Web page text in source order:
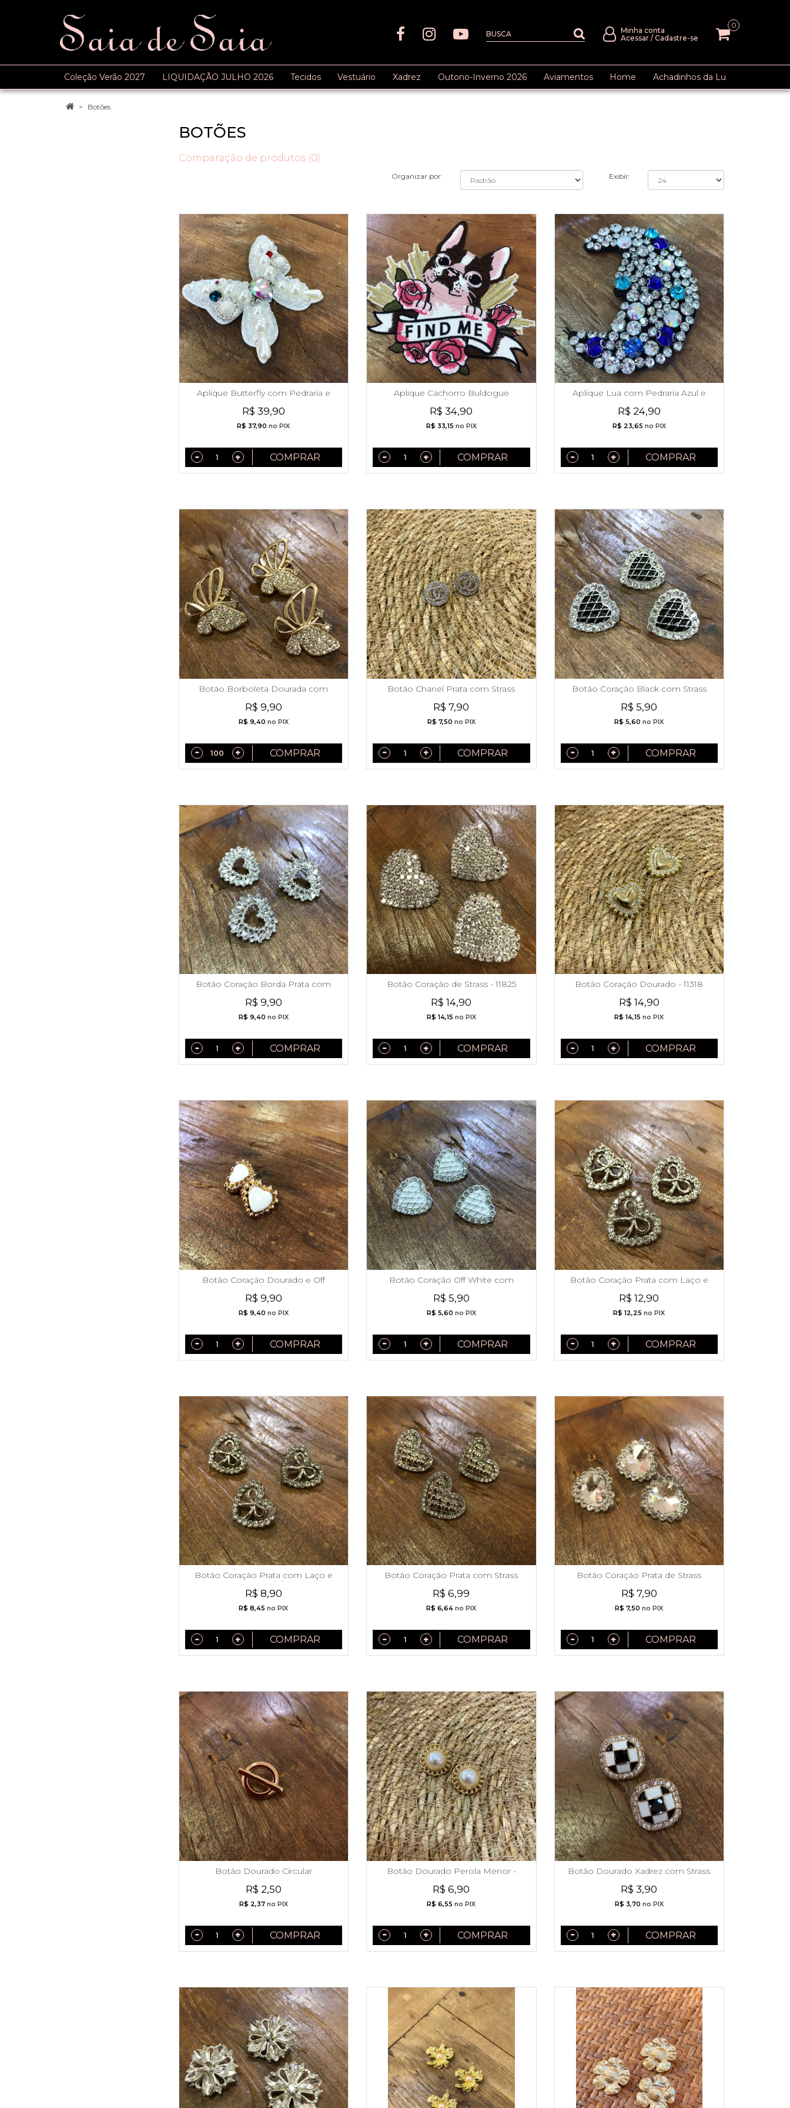
Minha conta
Acessar / Cadastre-se
0
Coleção Verão 2027 LIQUIDAÇÃO JULHO 2026 Tecidos Vestuário Xadrez Outono-Inverno 2026 Aviamentos Home Achadinhos da Lu
Botões
BOTÕES
Comparação de produtos (0)
Organizar por: Exibir:
Aplique Butterfly com Pedraria e
Pérolas
R$ 39,90
R$ 37,90 no PIX
COMPRAR
Aplique Cachorro Buldogue
Frânces
R$ 34,90
R$ 33,15 no PIX
COMPRAR
Aplique Lua com Pedraria Azul e
R$ 24,90
R$ 23,65 no PIX
COMPRAR
Botão Borboleta Dourada com
R$ 9,90
R$ 9,40 no PIX
COMPRAR
Botão Chanel Prata com Strass
R$ 7,90
R$ 7,50 no PIX
COMPRAR
Botão Coração Black com Strass
R$ 5,90
R$ 5,60 no PIX
COMPRAR
Botão Coração Borda Prata com
R$ 9,90
R$ 9,40 no PIX
COMPRAR
Botão Coração de Strass - 11825
R$ 14,90
R$ 14,15 no PIX
COMPRAR
Botão Coração Dourado - 11318
R$ 14,90
R$ 14,15 no PIX
COMPRAR
Botão Coração Dourado e Off
White
R$ 9,90
R$ 9,40 no PIX
COMPRAR
Botão Coração Off White com
R$ 5,90
R$ 5,60 no PIX
COMPRAR
Botão Coração Prata com Laço e
Strass Grande
R$ 12,90
R$ 12,25 no PIX
COMPRAR
Botão Coração Prata com Laço e
Strass Médio
R$ 8,90
R$ 8,45 no PIX
COMPRAR
Botão Coração Prata com Strass
R$ 6,99
R$ 6,64 no PIX
COMPRAR
Botão Coração Prata de Strass
R$ 7,90
R$ 7,50 no PIX
COMPRAR
Botão Dourado Circular
R$ 2,50
R$ 2,37no PIX
COMPRAR
Botão Dourado Perola Menor -
R$ 6,90
R$ 6,55 no PIX
COMPRAR
Botão Dourado Xadrez com Strass
R$ 3,90
R$ 3,70 no PIX
COMPRAR